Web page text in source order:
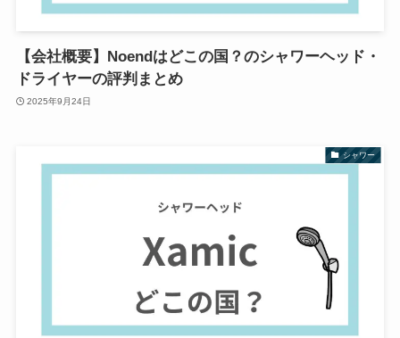
【会社概要】Noendはどこの国？のシャワーヘッド・
ドライヤーの評判まとめ
2025年9月24日
シャワー